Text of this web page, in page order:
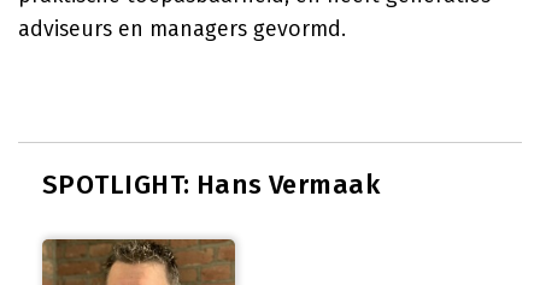
adviseurs en managers gevormd.
SPOTLIGHT: Hans Vermaak